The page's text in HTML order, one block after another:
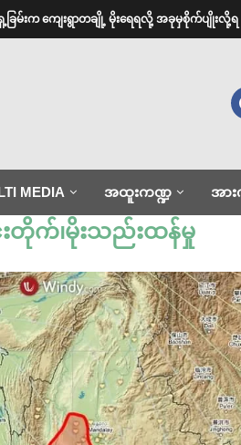
ခြမ်းက ကျေးရွာတချို့ မိုးရေရလို့ အခုမှစိုက်ပျိုးလို့ရ
MEDIA အထူးကဏ္ဍ အား
းတိုက်၊မိုးသည်းထန်မှု